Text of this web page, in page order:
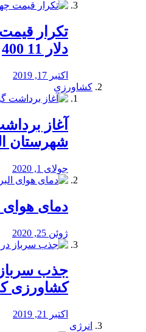
تکرار
دلار 11 400
اکتبر 17, 2019
کشاورزی
آغاز
شهرستان
جولای 1, 2020
دمای هوای
ژوئن 25, 2020
جذب
کشاورزی
اکتبر 21, 2019
انرژی